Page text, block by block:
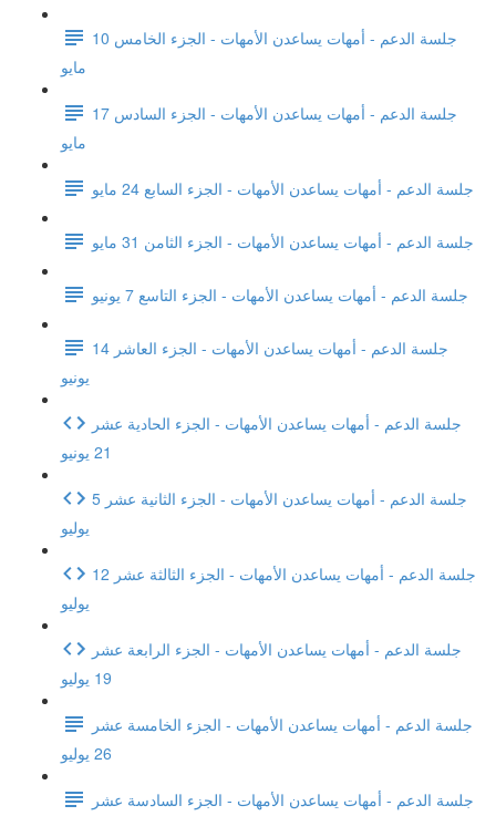
جلسة الدعم - أمهات يساعدن الأمهات - الجزء الخامس 10
مايو
جلسة الدعم - أمهات يساعدن الأمهات - الجزء السادس 17
مايو
جلسة الدعم - أمهات يساعدن الأمهات - الجزء السابع 24 مايو
جلسة الدعم - أمهات يساعدن الأمهات - الجزء الثامن 31 مايو
جلسة الدعم - أمهات يساعدن الأمهات - الجزء التاسع 7 يونيو
جلسة الدعم - أمهات يساعدن الأمهات - الجزء العاشر 14
يونيو
جلسة الدعم - أمهات يساعدن الأمهات - الجزء الحادية عشر
21 يونيو
جلسة الدعم - أمهات يساعدن الأمهات - الجزء الثانية عشر 5
يوليو
جلسة الدعم - أمهات يساعدن الأمهات - الجزء الثالثة عشر 12
يوليو
جلسة الدعم - أمهات يساعدن الأمهات - الجزء الرابعة عشر
19 يوليو
جلسة الدعم - أمهات يساعدن الأمهات - الجزء الخامسة عشر
26 يوليو
جلسة الدعم - أمهات يساعدن الأمهات - الجزء السادسة عشر